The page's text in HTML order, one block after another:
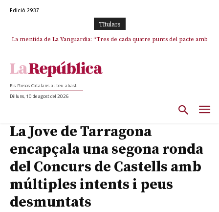
Edició 2937
TItulars
La mentida de La Vanguardia: “Tres de cada quatre punts del pacte amb
La covardia de l’independentisme català frena la caiguda de l’Estat a
Els Països Catalans al teu abast
Dilluns, 10 de agost del 2026
La Jove de Tarragona
encapçala una segona ronda
del Concurs de Castells amb
múltiples intents i peus
desmuntats